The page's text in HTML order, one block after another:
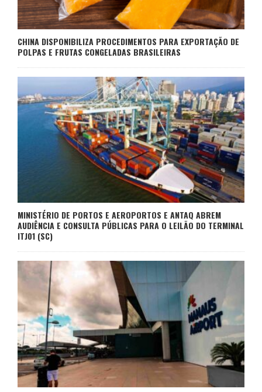
CHINA DISPONIBILIZA PROCEDIMENTOS PARA EXPORTAÇÃO DE
POLPAS E FRUTAS CONGELADAS BRASILEIRAS
MINISTÉRIO DE PORTOS E AEROPORTOS E ANTAQ ABREM
AUDIÊNCIA E CONSULTA PÚBLICAS PARA O LEILÃO DO TERMINAL
ITJ01 (SC)